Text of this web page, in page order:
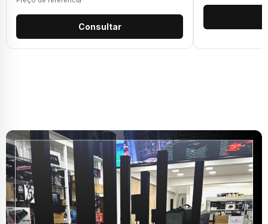
Consultar